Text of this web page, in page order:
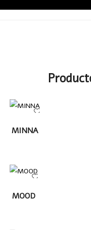
MÁS
MINNA
MÁS
MOOD